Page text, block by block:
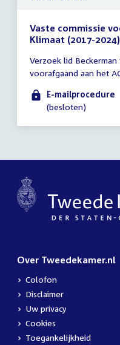
Vaste commissie
Klimaat (2017-2024)
vergadering
tot
16:00
uur
Verzoek lid
voorafgaand aan het
E-mailprocedure
(besloten)
Over Tweedekamer.nl
Colofon
Disclaimer
Uw privacy
Cookies
Toegankelijkheid